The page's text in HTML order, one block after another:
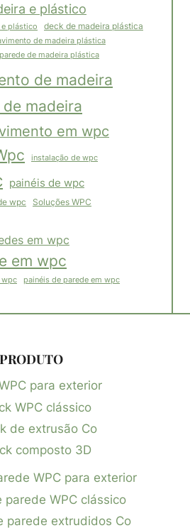
e plástico
plástico deck de madeira plástica
de madeira plástica
parede de madeira plástica
de madeira
madeira
em wpc
instalação de wpc
painéis de wpc
wpc Soluções WPC
em wpc
em wpc
wpc painéis de parede em wpc
PRODUTO
para exterior
WPC clássico
de extrusão Co
composto 3D
WPC para exterior
parede WPC clássico
parede extrudidos Co